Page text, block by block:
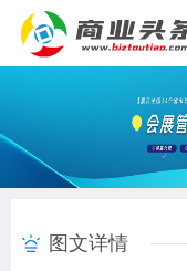
北京站 广东
安徽站
山东
甘肃站
新疆站
四川站
图文详情